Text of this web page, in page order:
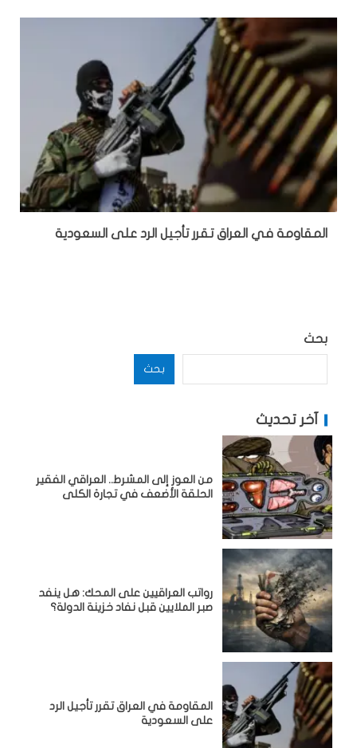
المقاومة في العراق تقرر تأجيل الرد على السعودية
بحث
بحث
آخر تحديث
من العوز إلى المشرط.. العراقي الفقير
الحلقة الأضعف في تجارة الكلى
رواتب العراقيين على المحك: هل ينفد
صبر الملايين قبل نفاد خزينة الدولة؟
المقاومة في العراق تقرر تأجيل الرد
على السعودية